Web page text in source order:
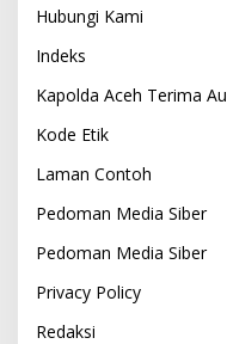
Hubungi Kami
Indeks
Kapolda Aceh Terima
Kode Etik
Laman Contoh
Pedoman Media Siber
Pedoman Media Siber
Privacy Policy
Redaksi